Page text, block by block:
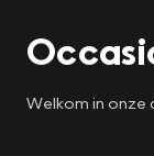
Welkom in onze